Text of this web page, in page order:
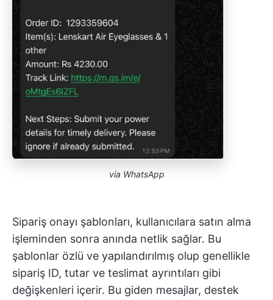
via WhatsApp
Sipariş onayı şablonları, kullanıcılara satın alma
işleminden sonra anında netlik sağlar. Bu
şablonlar özlü ve yapılandırılmış olup genellikle
sipariş ID, tutar ve teslimat ayrıntıları gibi
değişkenleri içerir. Bu giden mesajlar, destek